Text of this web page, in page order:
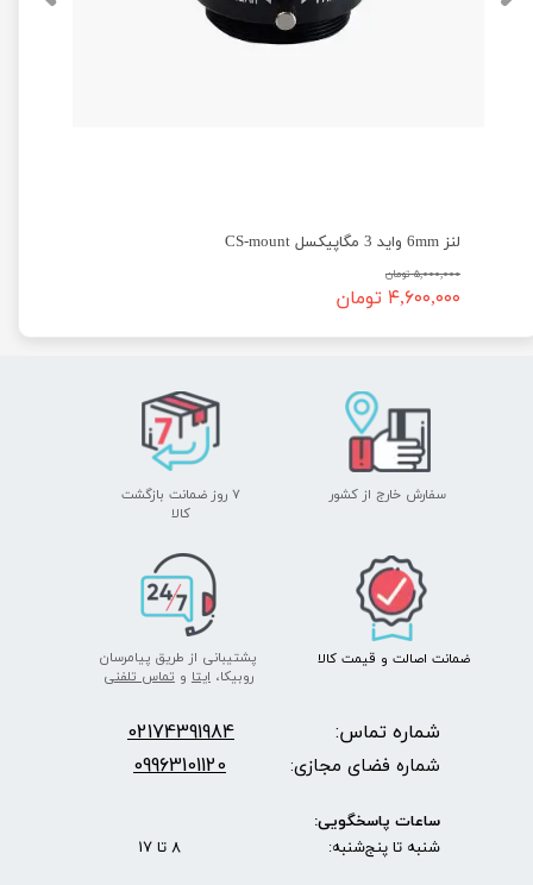
لنز 6mm واید 3 مگاپیکسل CS-mount
۵,۰۰۰,۰۰۰ تومان
۴,۶۰۰,۰۰۰ تومان
پشتیبانی از طریق پیامرسان
روبیکا، ایتا و تماس تلفنی
سفارش خارج از کشور
۷ روز ضمانت بازگشت
​​​​​​​کالا
ضمانت اصالت و قیمت​​​​​​​ کالا ​​​​​​​
شماره تماس: 02174391984
شماره فضای مجازی: 09963101120
ساعات پاسخگویی:
شنبه تا پنج‌شنبه: 8 تا 17